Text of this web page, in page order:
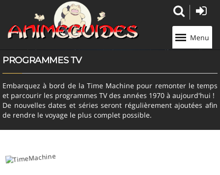
Menu
PROGRAMMES TV
Embarquez à bord de la Time Machine pour remonter le temps
et parcourir les programmes TV des années 1970 à aujourd'hui !
De nouvelles dates et séries seront régulièrement ajoutées afin
de rendre le voyage le plus complet possible.
Panneau de gestion des cookies